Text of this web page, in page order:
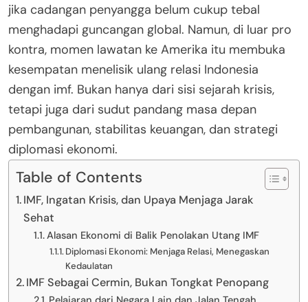
jika cadangan penyangga belum cukup tebal
menghadapi guncangan global. Namun, di luar pro
kontra, momen lawatan ke Amerika itu membuka
kesempatan menelisik ulang relasi Indonesia
dengan imf. Bukan hanya dari sisi sejarah krisis,
tetapi juga dari sudut pandang masa depan
pembangunan, stabilitas keuangan, dan strategi
diplomasi ekonomi.
Table of Contents
IMF, Ingatan Krisis, dan Upaya Menjaga Jarak
Sehat
Alasan Ekonomi di Balik Penolakan Utang IMF
Diplomasi Ekonomi: Menjaga Relasi, Menegaskan
Kedaulatan
IMF Sebagai Cermin, Bukan Tongkat Penopang